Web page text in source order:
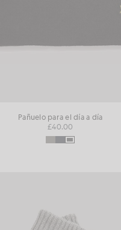
Pañuelo para el día a día
£40.00